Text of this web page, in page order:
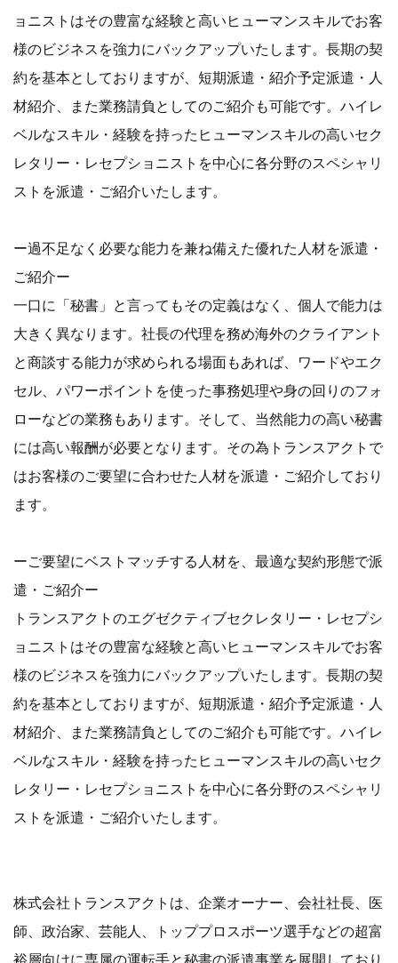
ョニストはその豊富な経験と高いヒューマンスキルでお客
様のビジネスを強力にバックアップいたします。長期の契
約を基本としておりますが、短期派遣・紹介予定派遣・人
材紹介、また業務請負としてのご紹介も可能です。ハイレ
ベルなスキル・経験を持ったヒューマンスキルの高いセク
レタリー・レセプショニストを中心に各分野のスペシャリ
ストを派遣・ご紹介いたします。
ー過不足なく必要な能力を兼ね備えた優れた人材を派遣・
ご紹介ー
一口に「秘書」と言ってもその定義はなく、個人で能力は
大きく異なります。社長の代理を務め海外のクライアント
と商談する能力が求められる場面もあれば、ワードやエク
セル、パワーポイントを使った事務処理や身の回りのフォ
ローなどの業務もあります。そして、当然能力の高い秘書
には高い報酬が必要となります。その為トランスアクトで
はお客様のご要望に合わせた人材を派遣・ご紹介しており
ます。
ーご要望にベストマッチする人材を、最適な契約形態で派
遣・ご紹介ー
トランスアクトのエグゼクティブセクレタリー・レセプシ
ョニストはその豊富な経験と高いヒューマンスキルでお客
様のビジネスを強力にバックアップいたします。長期の契
約を基本としておりますが、短期派遣・紹介予定派遣・人
材紹介、また業務請負としてのご紹介も可能です。ハイレ
ベルなスキル・経験を持ったヒューマンスキルの高いセク
レタリー・レセプショニストを中心に各分野のスペシャリ
ストを派遣・ご紹介いたします。
​​株式会社トランスアクト​​は、企業オーナー、会社社長、医
師、政治家、芸能人、トッププロスポーツ選手などの超富